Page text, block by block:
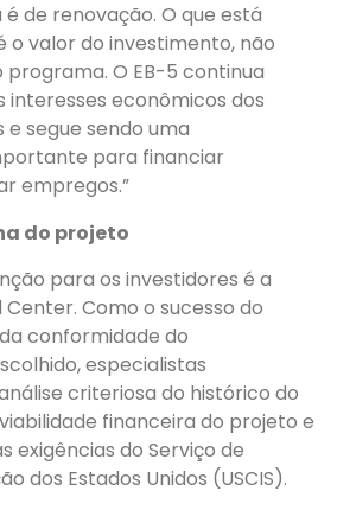
de renovação. O que está
o valor do investimento, não
programa. O EB-5 continua
interesses econômicos dos
e segue sendo uma
para financiar
empregos.”
do projeto
para os investidores é a
Como o sucesso do
conformidade do
especialistas
criteriosa do histórico do
financeira do projeto e
exigências do Serviço de
dos Estados Unidos (USCIS).